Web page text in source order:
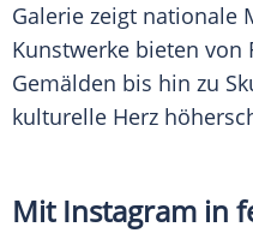
Galerie zeigt nationale
Kunstwerke bieten von
Gemälden bis hin zu
kulturelle Herz
Mit Instagram in